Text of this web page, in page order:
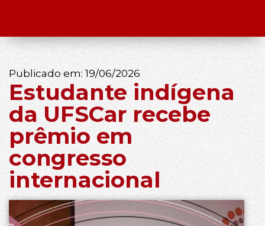
Publicado em: 19/06/2026
Estudante indígena
da UFSCar recebe
prêmio em
congresso
internacional